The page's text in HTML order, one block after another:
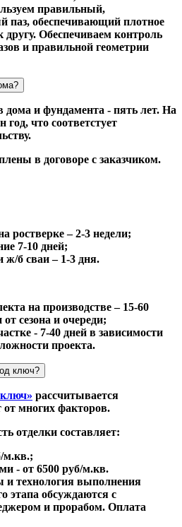
правильный,
паз, обеспечивающий плотное
другу. Обеспечиваем контроль
и правильной геометрии
дома и фундамента - пять лет. На
что соответстует
в договоре с заказчиком.
ростверке – 2-3 недели;
7-10 дней;
ж/б сваи – 1-3 дня.
на производстве – 15-60
сезона и очереди;
- 7-40 дней в зависимости
проекта.
ключ?
рассчитывается
от многих факторов.
отделки составляет:
м.кв.;
- от 6500 руб/м.кв.
технология выполнения
этапа обсуждаются с
и прорабом. Оплата